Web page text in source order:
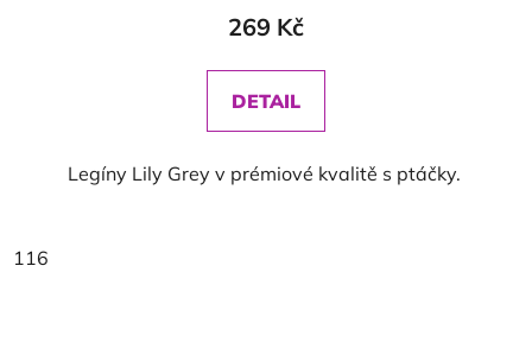
269 Kč
DETAIL
Legíny Lily Grey v prémiové kvalitě s ptáčky.
116